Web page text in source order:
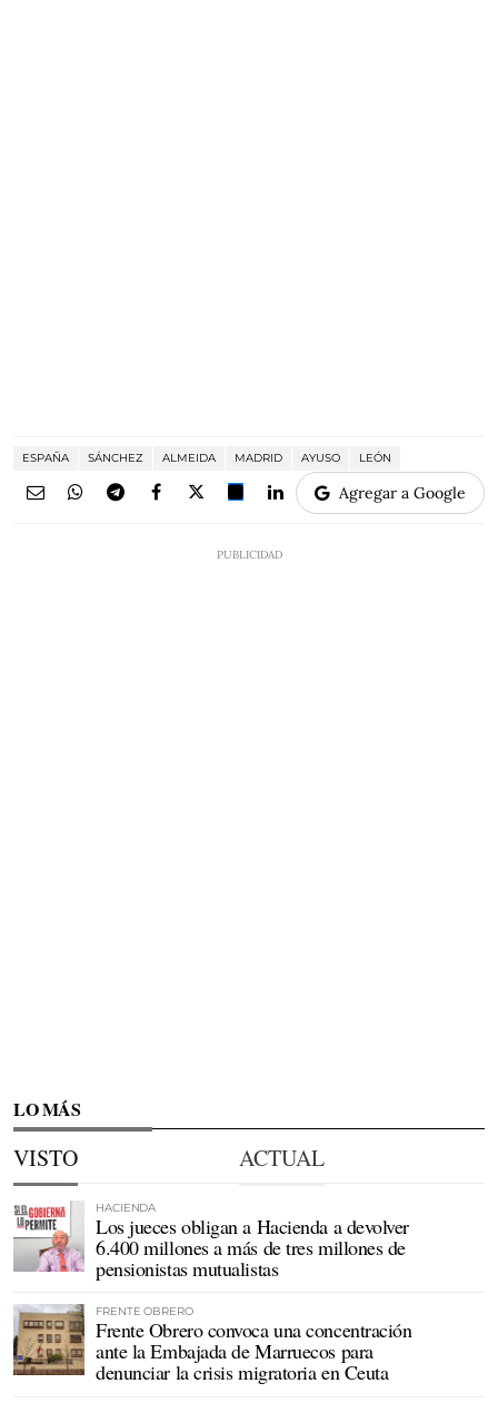
ESPAÑA SÁNCHEZ ALMEIDA MADRID AYUSO LEÓN
Agregar a Google
LO MÁS
VISTO ACTUAL
HACIENDA
Los jueces obligan a Hacienda a devolver
6.400 millones a más de tres millones de
pensionistas mutualistas
FRENTE OBRERO
Frente Obrero convoca una concentración
ante la Embajada de Marruecos para
denunciar la crisis migratoria en Ceuta